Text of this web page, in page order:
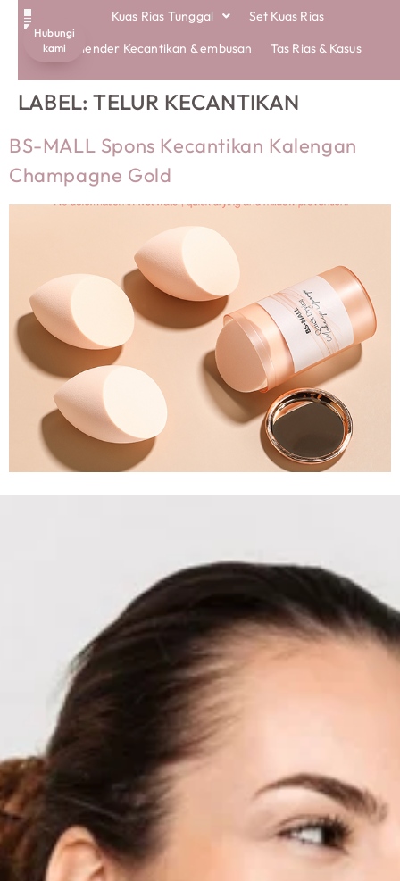
Hubungi
kami
Kuas Rias Tunggal
Set Kuas Rias
Blender Kecantikan & embusan
Tas Rias & Kasus
LABEL:TELUR KECANTIKAN
BS-MALL Spons Kecantikan Kalengan
Champagne Gold